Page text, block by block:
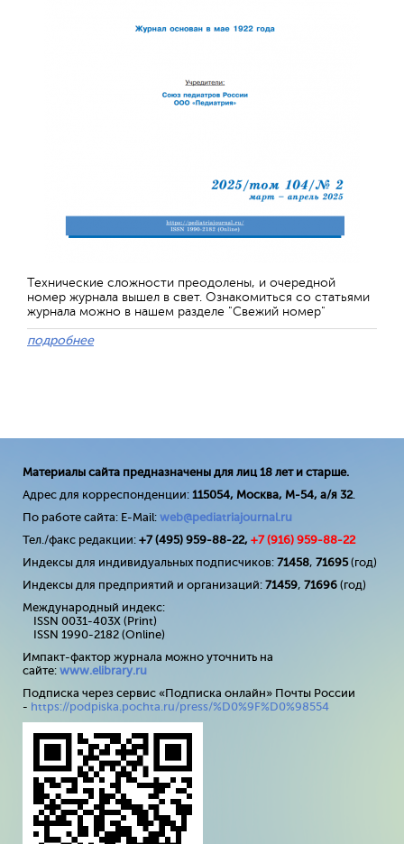
Технические сложности преодолены, и очередной
номер журнала вышел в свет. Ознакомиться со статьями
журнала можно в нашем разделе "Свежий номер"
подробнее
Материалы сайта предназначены для лиц 18 лет и старше.
Адрес для корреспонденции: 115054, Москва, М-54, а/я 32.
По работе сайта: E-Mail: web@pediatriajournal.ru
Тел./факс редакции: +7 (495) 959-88-22, +7 (916) 959-88-22
Индексы для индивидуальных подписчиков: 71458, 71695(год)
Индексы для предприятий и организаций: 71459, 71696 (год)
Международный индекс:
ISSN 0031-403X (Print)
ISSN 1990-2182 (Online)
Импакт-фактор журнала можно уточнить на
сайте: www.elibrary.ru
Подписка через сервис «Подписка онлайн» Почты России
- https://podpiska.pochta.ru/press/%D0%9F%D0%98554